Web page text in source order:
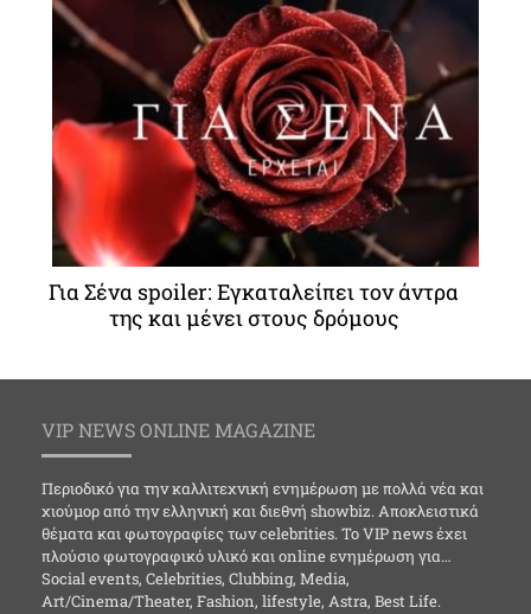
Για Σένα spoiler: Εγκαταλείπει τον άντρα
της και μένει στους δρόμους
VIP NEWS ONLINE MAGAZINE
Περιοδικό για την καλλιτεχνική ενημέρωση με πολλά νέα και
χιούμορ από την ελληνική και διεθνή showbiz. Αποκλειστικά
θέματα και φωτογραφίες των celebrities. Το VIP news έχει
πλούσιο φωτογραφικό υλικό και online ενημέρωση για…
Social events, Celebrities, Clubbing, Media,
Art/Cinema/Theater, Fashion, lifestyle, Astra, Best Life.